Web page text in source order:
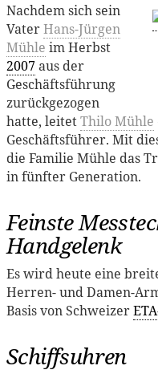
Nachdem sich sein
VaterHans-Jürgen
Mühle im Herbst
2007aus der
Geschäftsführung
zurückgezogen
hatte, leitetThilo Mühle
Geschäftsführer. Mit
die Familie Mühle das
in fünfter Generation.
Feinste
Handgelenk
Es wird heute eine
Herren- und Damen-
Basis von SchweizerETA
Schiffsuhren